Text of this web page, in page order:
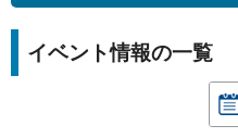
イベント情報の一覧